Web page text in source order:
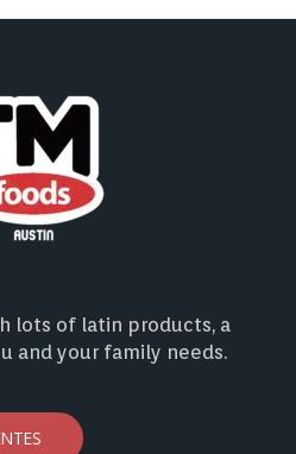
lots of latin products, a
and your family needs.